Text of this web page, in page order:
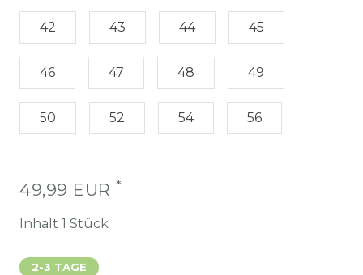
42 43 44 45
46 47 48 49
50 52 54 56
49,99 EUR *
Inhalt 1 Stück
2-3 TAGE